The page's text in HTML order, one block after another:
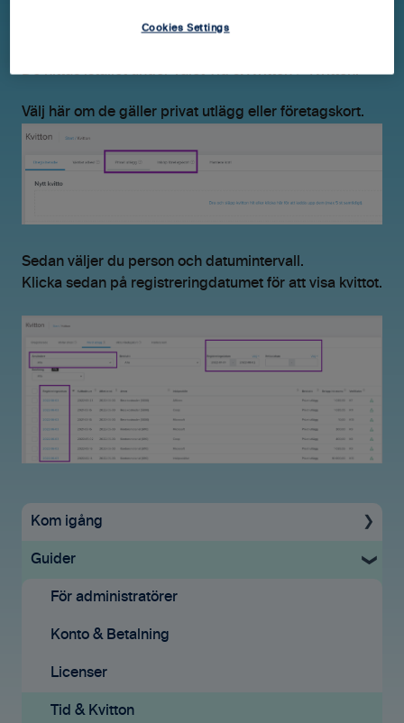
Kvitton som attesterats ligger inte längre kvar i
De hittas istället under valet Tid & Kvitton > Kvitton.
Välj här om de gäller privat utlägg eller företagskort.
Sedan väljer du person och datumintervall.
Klicka sedan på registreringdatumet för att visa kvittot.
Kom igång
Uppstartsguide
Grundinställningar
Ekonomisystem
Tid & Kvitton
Projekt
Guider
För administratörer
Konto & Betalning
Licenser
Tid & Kvitton
Cookies Settings